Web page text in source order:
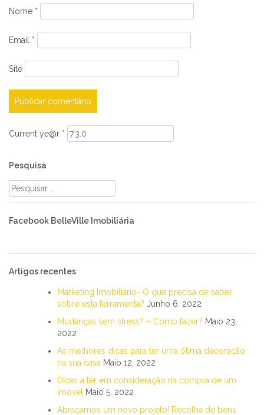
Nome *
Email *
Site
Current ye@r *
Pesquisa
Pesquisar
por:
Facebook BelleVille Imobiliária
Artigos recentes
Marketing Imobiliário- O que precisa de saber
sobre esta ferramenta? Junho 6, 2022
Mudanças sem stress? – Como fazer? Maio 23,
2022
As melhores dicas para ter uma ótima decoração
na sua casa Maio 12, 2022
Dicas a ter em consideração na compra de um
imóvel
Maio 5, 2022
Abraçamos um novo projeto! Recolha de bens